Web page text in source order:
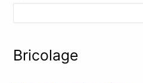
Bricolage